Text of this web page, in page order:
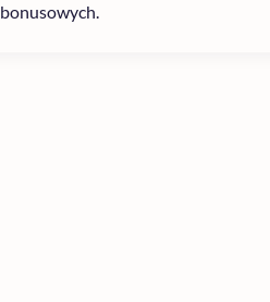
bonusowych.